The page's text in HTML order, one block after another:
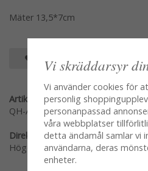
Mäter 13,5*7cm
Artikelnummer:
QH-AI14699
Direktlänk:
Högerklicka och kopiera adressen
Vi skräddarsyr
Vi använder cookies för
personlig
personanpassad
våra webbplatser
detta ändamål samlar vi
användarna, deras
enheter.